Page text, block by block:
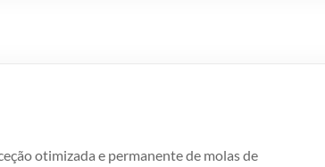
otimizada e permanente de molas de